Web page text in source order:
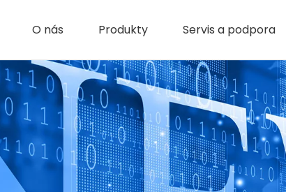
O nás Produkty Servis a podpora